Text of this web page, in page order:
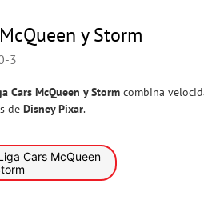
y Storm
3
Cars McQueen y Storm combina
de Disney Pixar.